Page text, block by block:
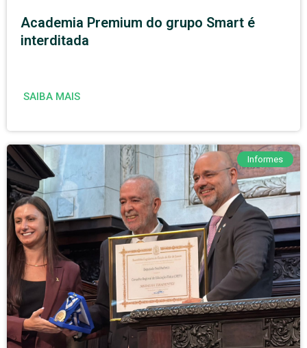
Academia Premium do grupo Smart é
interditada
SAIBA MAIS
Informes